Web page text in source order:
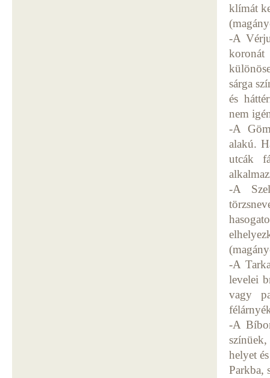
klímát
-A
koronát
sárga
és
nem
-A
alakú.
utcák
-A
-A
levelei
vagy
-A
helyet
Parkba,